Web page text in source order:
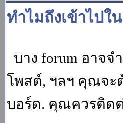
ทำไมถึงเข้าไปใ
บาง forum อาจ
โพสต์, ฯลฯ คุณจะ
บอร์ด. คุณควรติด